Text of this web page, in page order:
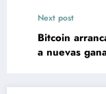
Next post
Bitcoin
a nuevas